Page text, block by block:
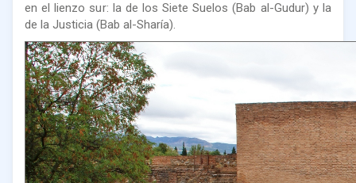
en el lienzo sur: la de los Siete Suelos (Bab al-Gudur) y la
de la Justicia (Bab al-Sharía).